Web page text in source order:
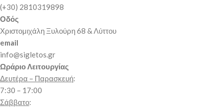
(+30) 2810319898
Οδός
Χριστομιχάλη Ξυλούρη 68 & Λύττου
email
info@sigletos.gr
Ωράριο Λειτουργίας
Δευτέρα – Παρασκευή:
7:30 – 17:00
Σάββατο: